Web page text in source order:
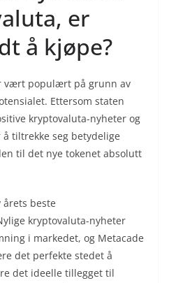
er
å kjøpe?
vært populært på grunn av
Ettersom staten
kryptovaluta-nyheter og
tiltrekke seg betydelige
til det nye tokenet absolutt
beste
kryptovaluta-nyheter
i markedet, og Metacade
det perfekte stedet å
det ideelle tillegget til